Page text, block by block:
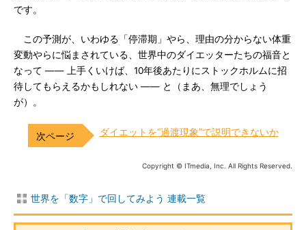
です。
この予測が、いわゆる「停滞期」やら、理由の分からない体重
変動やらに悩まされている、世界中のダイエッターたちの福音と
なって ―― 上手くいけば、10年後あたりにストックホルムに招
待してもらえるかもしれない ―― と（まあ、無理でしょう
が）。
ダイエットを“過渡現象”で説明できないか
Copyright © ITmedia, Inc. All Rights Reserved.
世界を「数字」で回してみよう 連載一覧